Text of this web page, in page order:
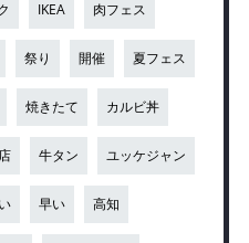
IKEA 肉フェス
祭り 開催 夏フェス
焼きたて カルビ丼
牛タン ユッケジャン
早い 高知